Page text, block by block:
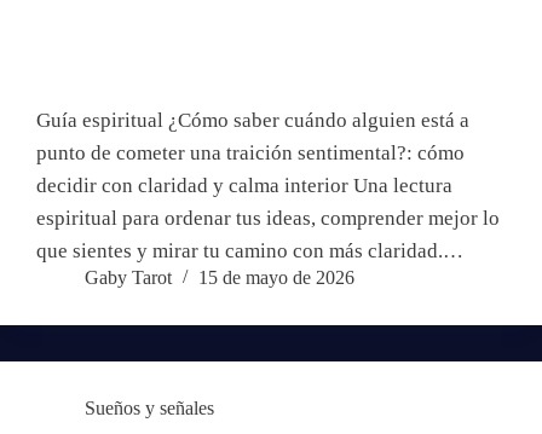
Guía espiritual ¿Cómo saber cuándo alguien está a
punto de cometer una traición sentimental?: cómo
decidir con claridad y calma interior Una lectura
espiritual para ordenar tus ideas, comprender mejor lo
que sientes y mirar tu camino con más claridad.…
Gaby Tarot 15 de mayo de 2026
Sueños y señales